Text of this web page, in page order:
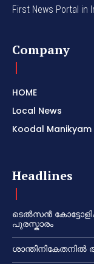
First News Portal in
Company
HOME
Local News
Koodal Manikyam
Headlines
ടെൽസൻ
പുരസ്കാരം
ശാന്തിനികേതനിൽ